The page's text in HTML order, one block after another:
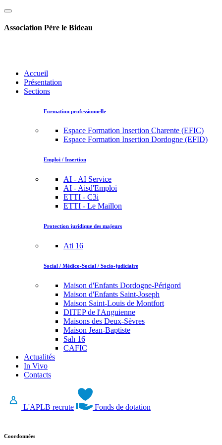
Association Père le Bideau
Accueil
Présentation
Sections
Formation professionnelle
Espace Formation Insertion Charente (EFIC)
Espace Formation Insertion Dordogne (EFID)
Emploi / Insertion
AI - AI Service
AI - Aisd'Emploi
ETTI - C3i
ETTI - Le Maillon
Protection juridique des majeurs
Ati 16
Social / Médico-Social / Socio-judiciaire
Maison d'Enfants Dordogne-Périgord
Maison d'Enfants Saint-Joseph
Maison Saint-Louis de Montfort
DITEP de l'Anguienne
Maisons des Deux-Sèvres
Maison Jean-Baptiste
Sah 16
CAFIC
Actualités
In Vivo
Contacts
L'APLB recrute Fonds de dotation
Coordonnées